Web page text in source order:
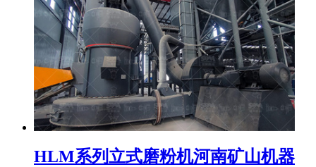
HLM系列立式磨粉机河南矿山机器